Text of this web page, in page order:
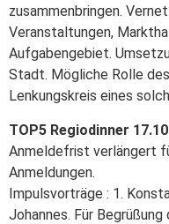
zusammenbringen.
Veranstaltungen,
Aufgabengebiet.
Stadt. Mögliche Rolle
Lenkungskreis eines
TOP5 Regiodinner
Anmeldefrist verlängert
Anmeldungen.
Impulsvorträge : 1.
Johannes. Für